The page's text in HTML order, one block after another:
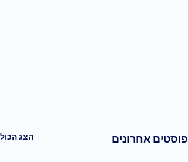
פוסטים אחרונים הצג הכול